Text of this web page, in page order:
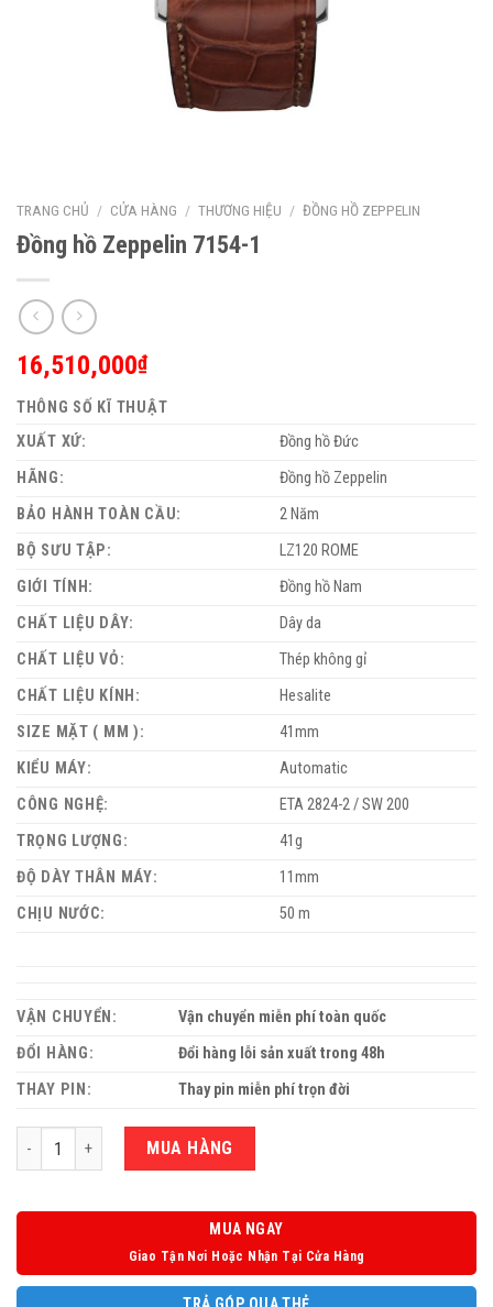
TRANG CHỦ / CỬA HÀNG / THƯƠNG HIỆU / ĐỒNG HỒ ZEPPELIN
Đồng hồ Zeppelin 7154-1
16,510,000₫
THÔNG SỐ KĨ THUẬT
XUẤT XỨ:
Đồng hồ Đức
HÃNG:
Đồng hồ Zeppelin
BẢO HÀNH TOÀN CẦU:
2 Năm
BỘ SƯU TẬP:
LZ120 ROME
GIỚI TÍNH:
Đồng hồ Nam
CHẤT LIỆU DÂY:
Dây da
CHẤT LIỆU VỎ:
Thép không gỉ
CHẤT LIỆU KÍNH:
Hesalite
SIZE MẶT ( MM ):
41mm
KIỂU MÁY:
Automatic
CÔNG NGHỆ:
ETA 2824-2 / ​​SW 200
TRỌNG LƯỢNG:
41g
ĐỘ DÀY THÂN MÁY:
11mm
CHỊU NƯỚC:
50 m
VẬN CHUYỂN:
Vận chuyển miễn phí toàn quốc
ĐỔI HÀNG:
Đổi hàng lỗi sản xuất trong 48h
THAY PIN:
Thay pin miễn phí trọn đời
Số lượng MUA HÀNG
MUA NGAY
Giao Tận Nơi Hoặc Nhận Tại Cửa Hàng